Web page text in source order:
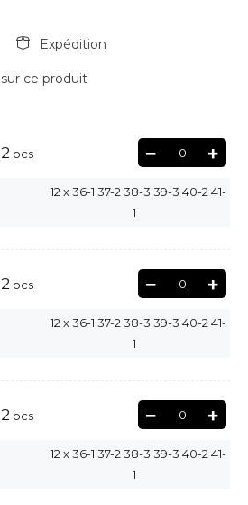
Expédition
ce produit
pcs 0
12 x 36-1 37-2 38-3 39-3 40-2 41-
1
pcs 0
12 x 36-1 37-2 38-3 39-3 40-2 41-
1
pcs 0
12 x 36-1 37-2 38-3 39-3 40-2 41-
1